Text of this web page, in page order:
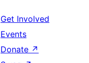
Get Involved
Events
Donate ↗